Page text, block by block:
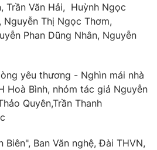
Trần Văn Hải, Huỳnh Ngọc
Nguyễn Thị Ngọc Thơm,
Phan Dũng Nhân, Nguyễn
yêu thương - Nghìn mái nhà
Hoà Bình, nhóm tác giả Nguyễn
Quyên,Trần Thanh
Biên", Ban Văn nghệ, Đài THVN,